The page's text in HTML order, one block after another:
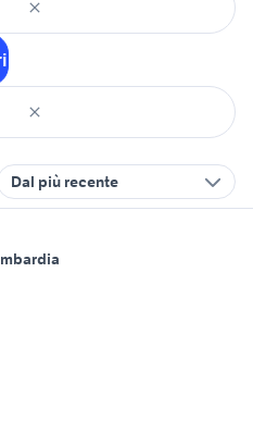
Dal più recente